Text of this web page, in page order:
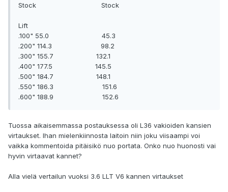
Stock Stock
Lift
.100" 55.0 45.3
.200" 114.3 98.2
.300" 155.7 132.1
.400" 177.5 145.5
.500" 184.7 148.1
.550" 186.3 151.6
.600" 188.9 152.6
Tuossa aikaisemmassa postauksessa oli L36 vakioiden kansien
virtaukset. Ihan mielenkiinnosta laitoin niin joku viisaampi voi
vaikka kommentoida pitäisikö nuo portata. Onko nuo huonosti vai
hyvin virtaavat kannet?
Alla vielä vertailun vuoksi 3.6 LLT V6 kannen virtaukset